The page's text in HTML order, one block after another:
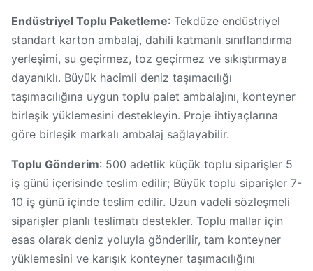
Endüstriyel Toplu Paketleme: Tekdüze endüstriyel
standart karton ambalaj, dahili katmanlı sınıflandırma
yerleşimi, su geçirmez, toz geçirmez ve sıkıştırmaya
dayanıklı. Büyük hacimli deniz taşımacılığı
taşımacılığına uygun toplu palet ambalajını, konteyner
birleşik yüklemesini destekleyin. Proje ihtiyaçlarına
göre birleşik markalı ambalaj sağlayabilir.
Toplu Gönderim: 500 adetlik küçük toplu siparişler 5
iş günü içerisinde teslim edilir; Büyük toplu siparişler 7-
10 iş günü içinde teslim edilir. Uzun vadeli sözleşmeli
siparişler planlı teslimatı destekler. Toplu mallar için
esas olarak deniz yoluyla gönderilir, tam konteyner
yüklemesini ve karışık konteyner taşımacılığını